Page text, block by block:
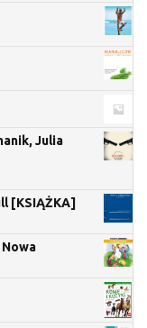
Julia
[KSIĄŻKA]